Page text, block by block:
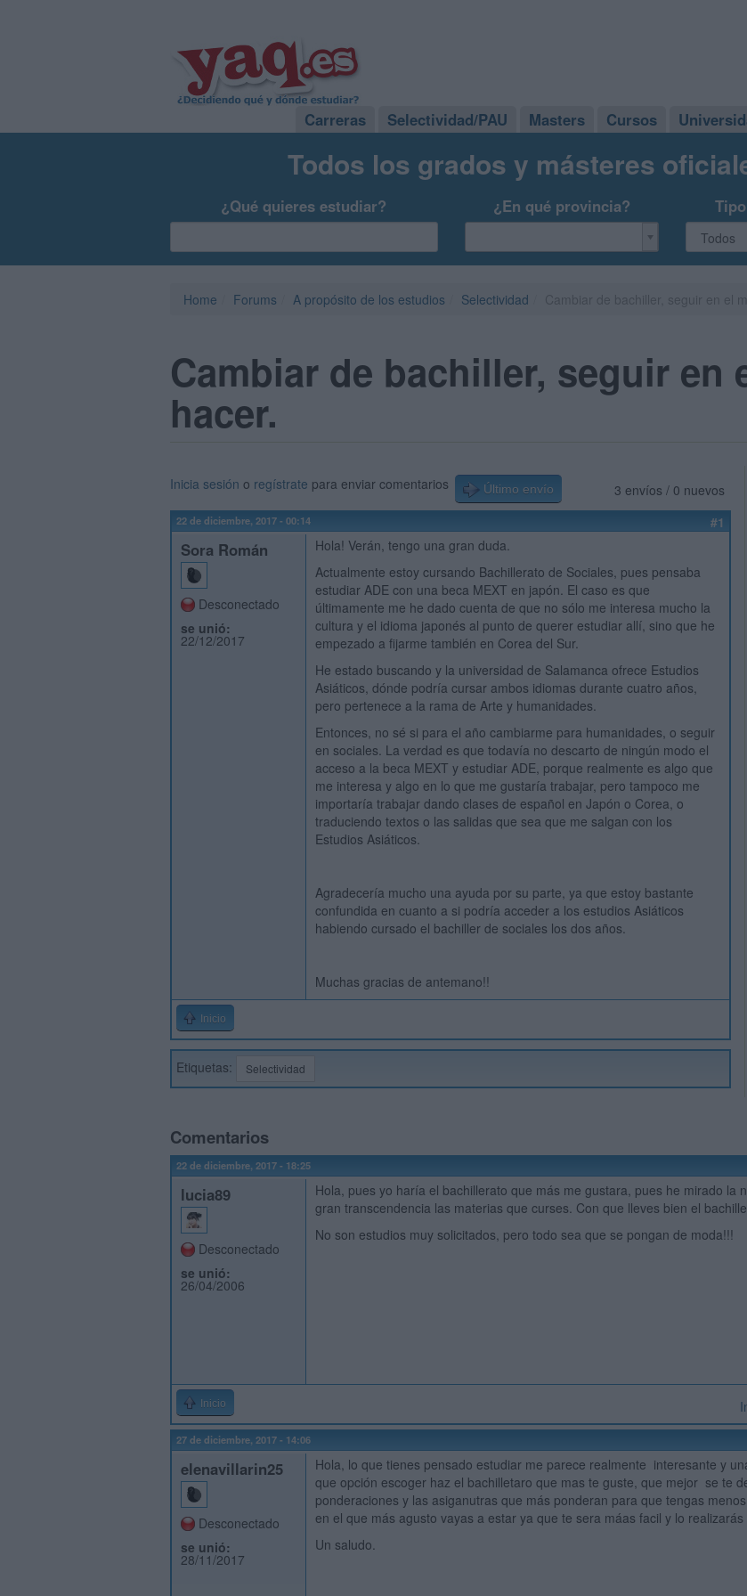
Carreras Selectividad/PAU Masters Cursos
Todos los grados y másteres
¿Qué quieres estudiar? ¿En qué provincia?
Home Forums A propósito de los estudios Selectividad
Cambiar de bachiller, seguir en
hacer.
3 envíos / 0 nuevos
Inicia sesión o regístrate para enviar comentarios Último envío
22 de diciembre, 2017 - 00:14 #1
Sora Román
Desconectado
se unió:
22/12/2017
Hola! Verán, tengo una gran duda.
Actualmente estoy cursando Bachillerato de Sociales, pues pensaba
estudiar ADE con una beca MEXT en japón. El caso es que
últimamente me he dado cuenta de que no sólo me interesa mucho la
cultura y el idioma japonés al punto de querer estudiar allí, sino que he
empezado a fijarme también en Corea del Sur.
He estado buscando y la universidad de Salamanca ofrece Estudios
Asiáticos, dónde podría cursar ambos idiomas durante cuatro años,
pero pertenece a la rama de Arte y humanidades.
Entonces, no sé si para el año cambiarme para humanidades, o seguir
en sociales. La verdad es que todavía no descarto de ningún modo el
acceso a la beca MEXT y estudiar ADE, porque realmente es algo que
me interesa y algo en lo que me gustaría trabajar, pero tampoco me
importaría trabajar dando clases de español en Japón o Corea, o
traduciendo textos o las salidas que sea que me salgan con los
Estudios Asiáticos.
Agradecería mucho una ayuda por su parte, ya que estoy bastante
confundida en cuanto a si podría acceder a los estudios Asiáticos
habiendo cursado el bachiller de sociales los dos años.
Muchas gracias de antemano!!
Inicio
Etiquetas: Selectividad
Comentarios
22 de diciembre, 2017 - 18:25
lucia89
Desconectado
se unió:
26/04/2006
Hola, pues yo haría el bachillerato que más me gustara, pues he mirado la
gran transcendencia las materias que curses. Con que lleves bien el
No son estudios muy solicitados, pero todo sea que se pongan de moda!!!
Inicio
27 de diciembre, 2017 - 14:06
elenavillarin25
Desconectado
se unió:
28/11/2017
Hola, lo que tienes pensado estudiar me parece realmente interesante y
que opción escoger haz el bachilletaro que mas te guste, que mejor se te
ponderaciones y las asiganutras que más ponderan para que tengas
en el que más agusto vayas a estar ya que te sera máas facil y lo
Un saludo.